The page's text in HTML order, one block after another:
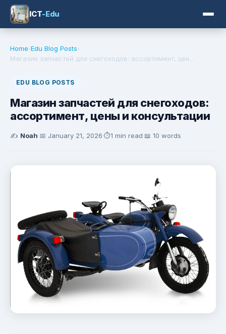
ICT-Edu
Home›Edu Blog Posts›
Магазин запчастей для снегоходов: ассортимент, цен...
EDU BLOG POSTS
Магазин запчастей для снегоходов:
ассортимент, цены и консультации
✍️ Noah·📅 January 21, 2026·⏱️1 min read·📖 10 words